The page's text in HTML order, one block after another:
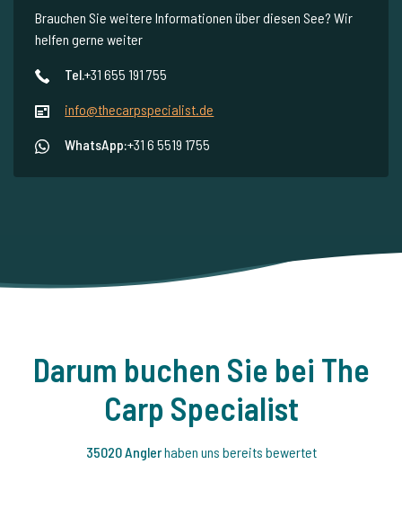
Brauchen Sie weitere Informationen über diesen See? Wir
helfen gerne weiter
Tel.+31 655 191 755
info@thecarpspecialist.de
WhatsApp:+31 6 5519 1755
Darum buchen Sie bei The
Carp Specialist
35020 Anglerhaben uns bereits bewertet